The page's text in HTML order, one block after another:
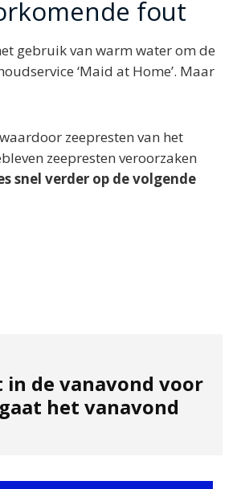
fout
gebruik van warm water om de
‘Maid at Home’. Maar
zeepresten van het
zeepresten veroorzaken
snel verder op de volgende
de vanavond voor
het vanavond